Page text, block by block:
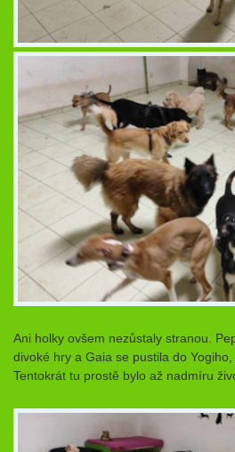
Ani holky ovšem nezůstaly stranou.
divoké hry a Gaia se pustila do
Tentokrát tu prostě bylo až nadmíru